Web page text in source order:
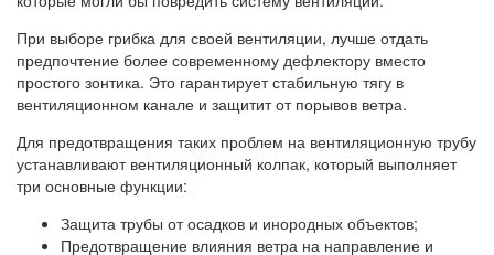
При выборе грибка для своей вентиляции, лучше отдать
предпочтение более современному дефлектору вместо
простого зонтика. Это гарантирует стабильную тягу в
вентиляционном канале и защитит от порывов ветра.
Для предотвращения таких проблем на вентиляционную трубу
устанавливают вентиляционный колпак, который выполняет
три основные функции:
Защита трубы от осадков и инородных объектов;
Предотвращение влияния ветра на направление и